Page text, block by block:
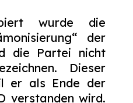
wurde die
der
die Partei nicht
Dieser
er als Ende der
verstanden wird.